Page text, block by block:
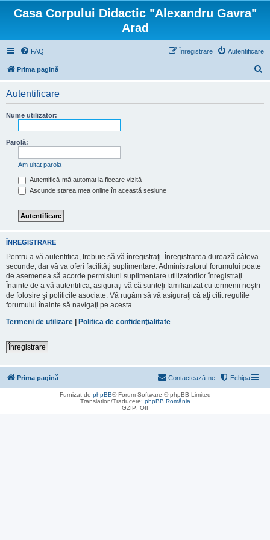
Casa Corpului Didactic "Alexandru Gavra"
Arad
FAQ Autentificare
Înregistrare
Prima pagină
Autentificare
Nume utilizator:
Parolă:
Am uitat parola
Autentifică-mă automat la fiecare vizită
Ascunde starea mea online în această sesiune
ÎNREGISTRARE
Pentru a vă autentifica, trebuie să vă înregistraţi. Înregistrarea durează câteva
secunde, dar vă va oferi facilităţi suplimentare. Administratorul forumului poate
de asemenea să acorde permisiuni suplimentare utilizatorilor înregistraţi.
Înainte de a vă autentifica, asiguraţi-vă că sunteţi familiarizat cu termenii noştri
de folosire şi politicile asociate. Vă rugăm să vă asiguraţi că aţi citit regulile
forumului înainte să navigaţi pe acesta.
Termeni de utilizare | Politica de confidenţialitate
Înregistrare
Prima pagină Echipa
Contactează-ne
Furnizat de phpBB® Forum Software © phpBB Limited
Translation/Traducere: phpBB România
GZIP: Off